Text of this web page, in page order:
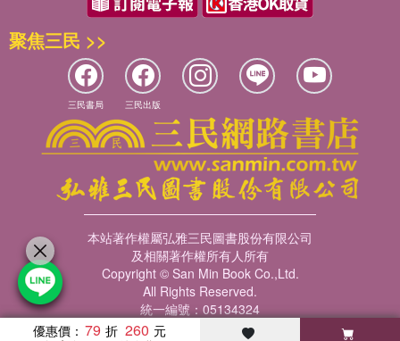
優惠價： 79 260
聚焦三民 >>
三民書局 三民出版
本站著作權屬弘雅三民圖書股份有限公司
及相關著作權所有人所有
Copyright © San Min Book Co.,Ltd.
All Rights Reserved.
統一編號：05134324